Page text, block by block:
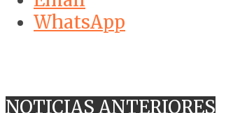
WhatsApp
NOTICIAS ANTERIORES